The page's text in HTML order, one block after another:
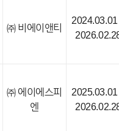
㈜ 비에이앤티
2024.03.01
㈜ 에이에스피
엔
2025.03.01